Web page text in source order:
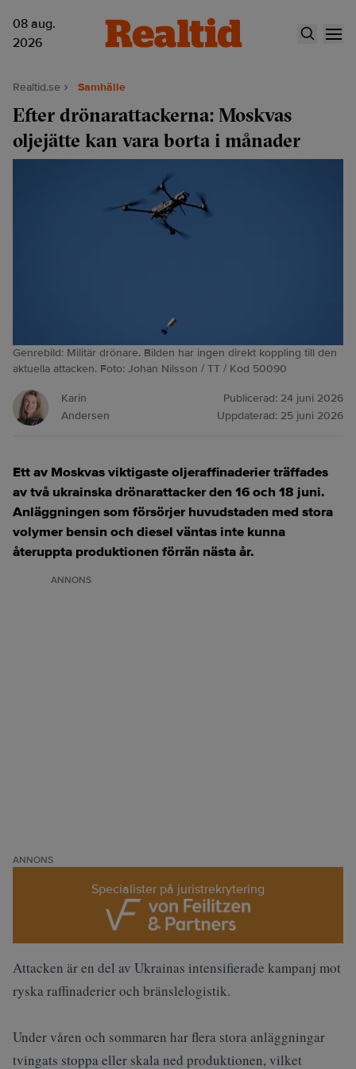
08 aug.
2026
Realtid.se Samhälle
Efter drönarattackerna: Moskvas
oljejätte kan vara borta i månader
Genrebild: Militär drönare. Bilden har ingen direkt koppling till den
aktuella attacken. Foto: Johan Nilsson / TT / Kod 50090
Karin
Andersen
Publicerad: 24 juni 2026
Uppdaterad: 25 juni 2026
Ett av Moskvas viktigaste oljeraffinaderier träffades
av två ukrainska drönarattacker den 16 och 18 juni.
Anläggningen som försörjer huvudstaden med stora
volymer bensin och diesel väntas inte kunna
återuppta produktionen förrän nästa år.
ANNONS
ANNONS
Specialister på juristrekrytering
Attacken är en del av Ukrainas intensifierade kampanj mot
ryska raffinaderier och bränslelogistik.
Under våren och sommaren har flera stora anläggningar
tvingats stoppa eller skala ned produktionen, vilket